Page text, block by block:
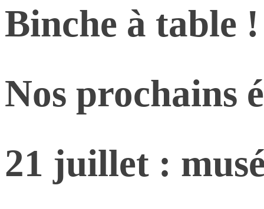
Binche à table !
Nos prochains
21 juillet :